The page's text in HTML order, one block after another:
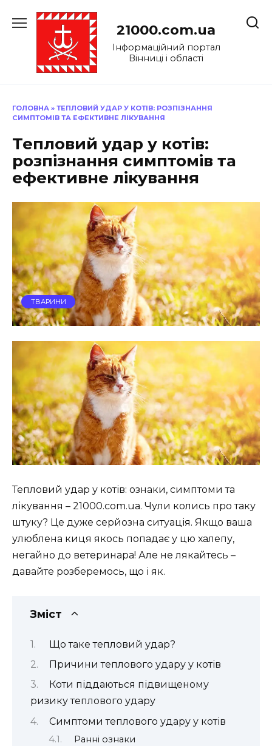
до
21000.com.ua
Інформаційний портал
Вінниці і області
ГОЛОВНА » ТЕПЛОВИЙ УДАР У КОТІВ: РОЗПІЗНАННЯ
СИМПТОМІВ ТА ЕФЕКТИВНЕ ЛІКУВАННЯ
Тепловий удар у котів:
розпізнання симптомів та
ефективне лікування
ТВАРИНИ
Тепловий удар у котів: ознаки, симптоми та
лікування – 21000.com.ua. Чули колись про таку
штуку? Це дуже серйозна ситуація. Якщо ваша
улюблена киця якось попадає у цю халепу,
негайно до ветеринара! Але не лякайтесь –
давайте розберемось, що і як.
Зміст
Що таке тепловий удар?
Причини теплового удару у котів
Коти піддаються підвищеному
ризику теплового удару
Симптоми теплового удару у котів
Ранні ознаки